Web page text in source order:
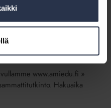
joten se on
www.amiedu.fi »
Hakuaika